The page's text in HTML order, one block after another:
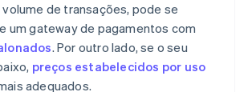
de transações, pode se
um gateway de pagamentos com
. Por outro lado, se o seu
preços estabelecidos por uso
adequados.